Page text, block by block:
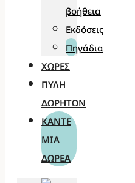
βοήθεια
Εκδόσεις
Πηγάδια
ΧΏΡΕΣ
ΠΎΛΗ
ΔΩΡΗΤΏΝ
ΚΆΝΤΕ
ΜΊΑ
ΔΩΡΕΆ